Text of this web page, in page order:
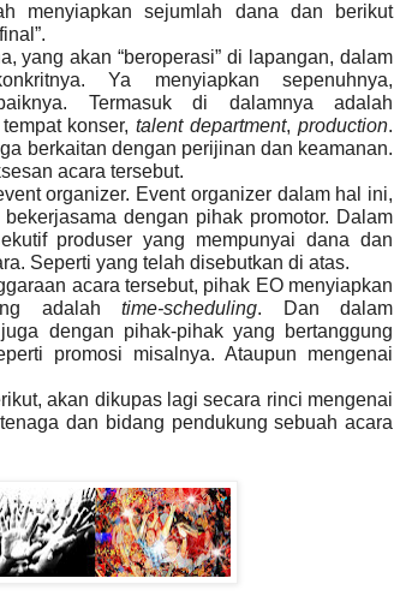
menyiapkan sejumlah dana dan berikut
yang akan “beroperasi” di lapangan, dalam
Ya menyiapkan sepenuhnya,
Termasuk di dalamnya adalah
konser,talent department, production.
berkaitan dengan perijinan dan keamanan.
acara tersebut.
organizer. Event organizer dalam hal ini,
bekerjasama dengan pihak promotor. Dalam
produser yang mempunyai dana dan
Seperti yang telah disebutkan di atas.
acara tersebut, pihak EO menyiapkan
adalah time-scheduling. Dan dalam
dengan pihak-pihak yang bertanggung
promosi misalnya. Ataupun mengenai
akan dikupas lagi secara rinci mengenai
dan bidang pendukung sebuah acara